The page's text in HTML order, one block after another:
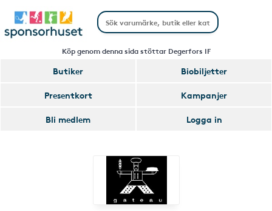
Köp genom denna sida stöttar Degerfors IF
Butiker
Biobiljetter
Presentkort
Kampanjer
Bli medlem
Logga in